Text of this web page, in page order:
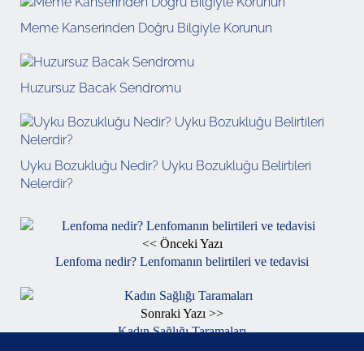
Meme Kanserinden Doğru Bilgiyle Korunun
Huzursuz Bacak Sendromu
Uyku Bozukluğu Nedir? Uyku Bozukluğu Belirtileri
Nelerdir?
<< Önceki Yazı
Lenfoma nedir? Lenfomanın belirtileri ve tedavisi
Sonraki Yazı >>
Kadın Sağlığı Taramaları